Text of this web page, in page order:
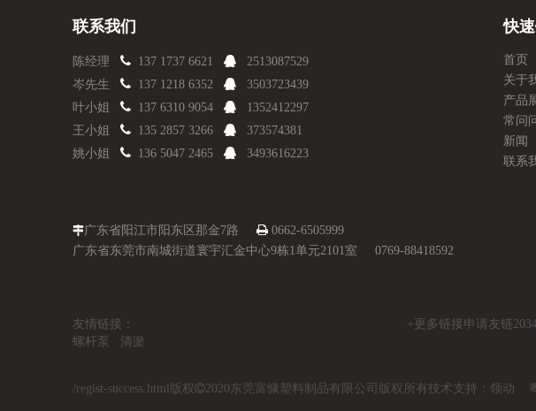
联系我们
陈经理  137 1737 6621  2513087529
岑先生  137 1218 6352  3503723439
叶小姐  137 6310 9054  1352412297
王小姐  135 2857 3266  373574381
姚小姐  136 5047 2465  3493616223
快
首页
关于
产品
常问
新闻
联系
广东省阳江市阳东区那金7路  0662-6505999
广东省东莞市南城街道寰宇汇金中心9栋1单元2101室 0769-88418592
友情链接： +更多链接申请友链
螺杆泵
清淤
/regist-success.html 版权2020东莞富慷塑料制品有限公司版权所有技术支持： 领动